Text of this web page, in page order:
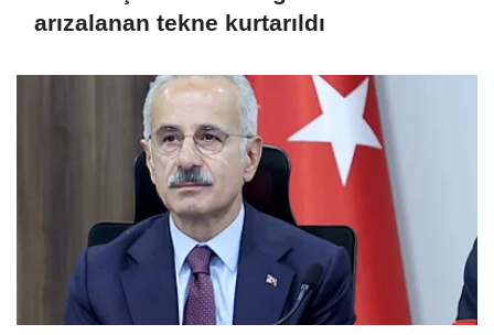
arızalanan tekne kurtarıldı